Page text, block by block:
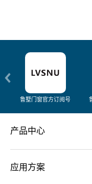
鲁墅门窗官方订阅号
产品中心
应用方案